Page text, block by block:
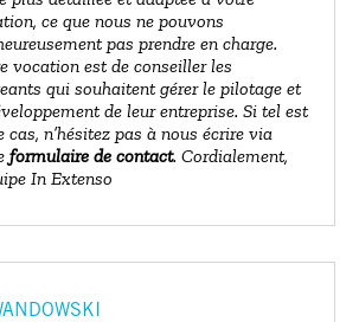
ce que nous ne pouvons
pas prendre en charge.
vocation est de conseiller les
qui souhaitent gérer le pilotage et
de leur entreprise. Si tel est
cas, n’hésitez pas à nous écrire via
formulaire de contact. Cordialement,
In Extenso